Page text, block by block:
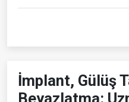
İmplant, Gülüş
Beyazlatma: